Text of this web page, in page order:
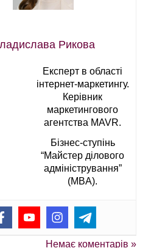
Рикова
Експерт в області
інтернет-маркетингу.
Керівник
маркетингового
агентства MAVR.
Бізнес-ступінь
“Майстер ділового
адміністрування”
(MBA).
Немає коментарів »